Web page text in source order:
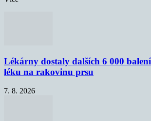
Lékárny dostaly dalších 6 000
léku na rakovinu prsu
7. 8. 2026